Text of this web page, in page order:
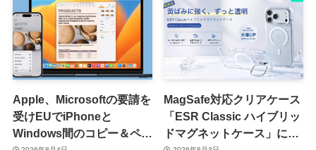
Apple、Microsoftの要請を
受けEUでiPhoneと
Windows間のコピー＆ペー
MagSafe対応クリアケース
「ESR Classic ハイブリッ
ドマグネットケース」に黄